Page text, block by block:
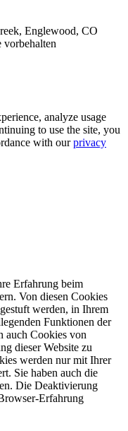
Englewood, CO
vorbehalten
analyze usage
to use the site, you
with ourprivacy
Erfahrung beim
Von diesen Cookies
werden, in Ihrem
Funktionen der
auch Cookies von
dieser Website zu
werden nur mit Ihrer
Sie haben auch die
Die Deaktivierung
Erfahrung